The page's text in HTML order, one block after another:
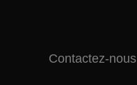
Contactez-nous